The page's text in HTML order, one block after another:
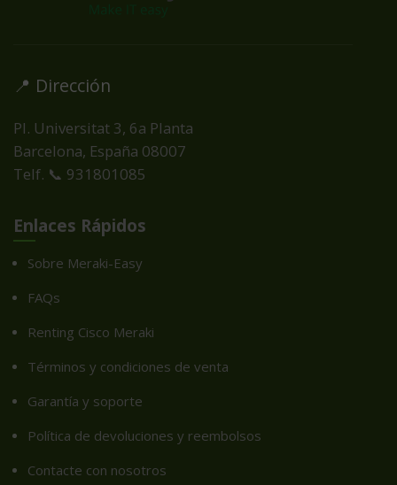
📍 Dirección
Pl. Universitat 3, 6a Planta
Barcelona, España 08007
Telf. 📞 931801085
Enlaces Rápidos
Sobre Meraki-Easy
FAQs
Renting Cisco Meraki
Términos y condiciones de venta
Garantía y soporte
Política de devoluciones y reembolsos
Contacte con nosotros